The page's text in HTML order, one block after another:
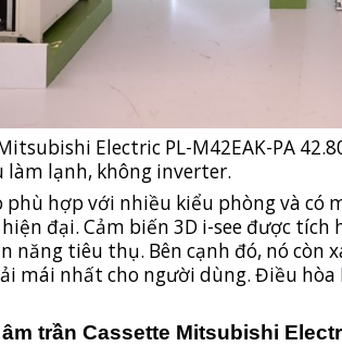
Electric PL-M42EAK-PA
làm lạnh, không inverter.
hợp với nhiều kiểu phòng và có
đại. Cảm biến 3D i-see được
năng tiêu thụ. Bên cạnh đó, nó
mái nhất cho người dùng. Điều hòa
trần Cassette Mitsubishi